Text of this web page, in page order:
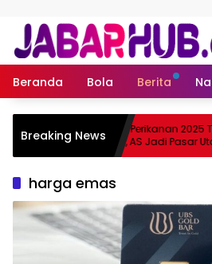
Beranda Bola Berita
Breaking NewsEkspor Perikanan 2025
Triliun, AS Jadi Pasar
harga emas